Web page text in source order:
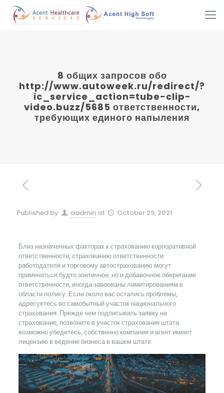
8 общих запросов обо
http://www.autoweek.ru/redirect/?
ic_service_action=tube-clip-
video.buzz/5685 ответственности,
требующих единого напыления
Published by aadmin at October 29, 2021
Близ назначенных факторах к страхованию корпоративной
ответственности, страхованию ответственности
работодателя и торговому автострахованию могут
применяться будто зонтичное, но и добавочное оберегание
ответственности, иногда завоеваны лимитированиям в
области полису. Если около вас остались проблемы,
адресуетесь во самобытный участок национального
страхования. Прежде чем подписывать заявку на
страхование, позвоните в участок страхования штата
возможно убедитесь, собственно компания и агент имеют
лицензию в ведение бизнеса в вашем штате.